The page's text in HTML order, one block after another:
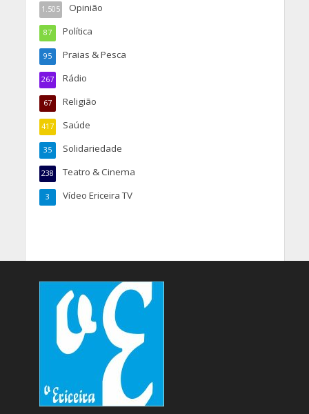
Opinião
1.505
Política
87
Praias & Pesca
95
Rádio
267
Religião
67
Saúde
417
Solidariedade
35
Teatro & Cinema
238
Vídeo Ericeira TV
3